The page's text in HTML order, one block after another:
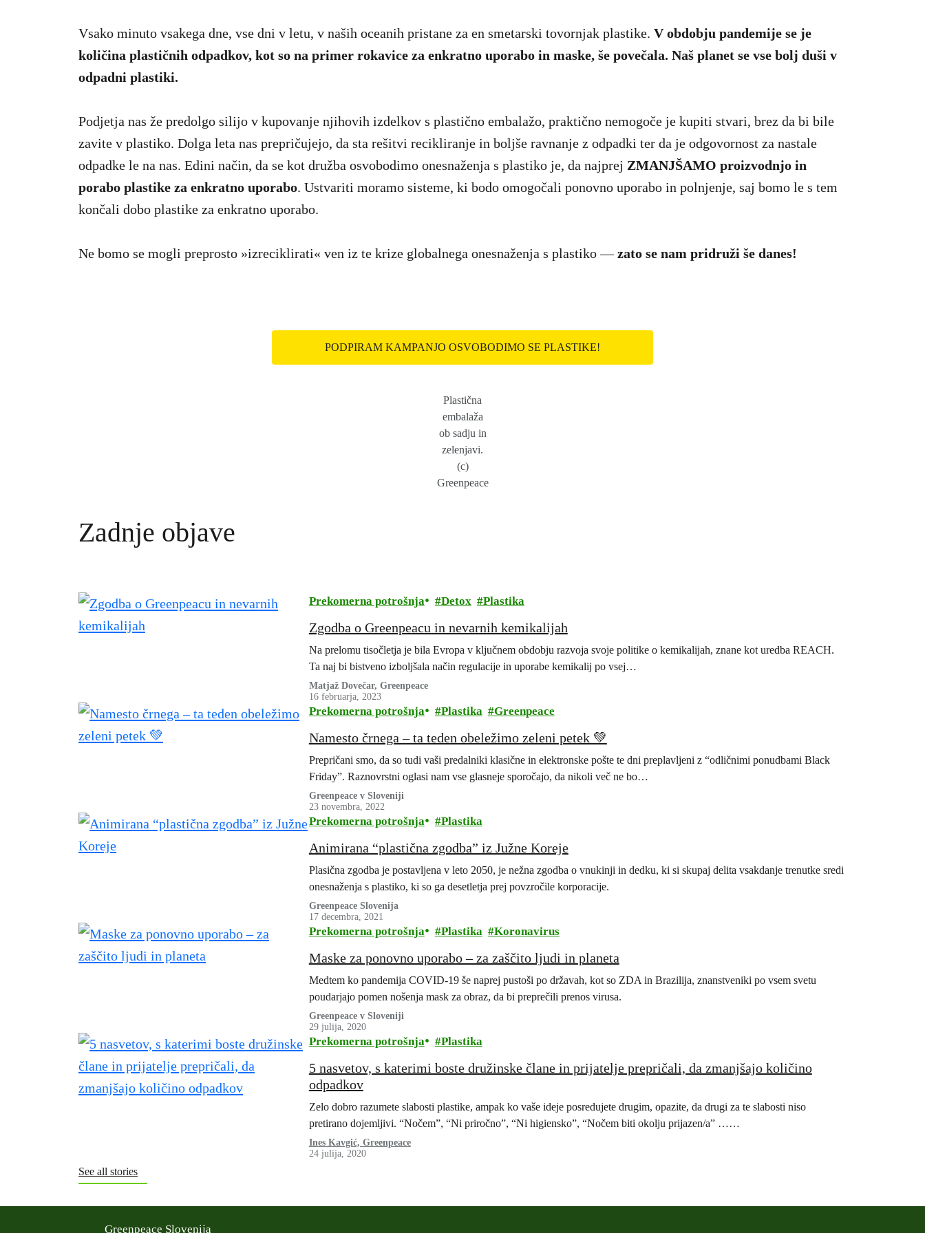
Vsako minuto vsakega dne, vse dni v letu, v naših oceanih pristane za en smetarski tovornjak plastike. V obdobju pandemije se je
količina plastičnih odpadkov, kot so na primer rokavice za enkratno uporabo in maske, še povečala. Naš planet se vse bolj duši v
odpadni plastiki.
Podjetja nas že predolgo silijo v kupovanje njihovih izdelkov s plastično embalažo, praktično nemogoče je kupiti stvari, brez da bi bile
zavite v plastiko. Dolga leta nas prepričujejo, da sta rešitvi recikliranje in boljše ravnanje z odpadki ter da je odgovornost za nastale
odpadke le na nas. Edini način, da se kot družba osvobodimo onesnaženja s plastiko je, da najprej ZMANJŠAMO proizvodnjo in
porabo plastike za enkratno uporabo. Ustvariti moramo sisteme, ki bodo omogočali ponovno uporabo in polnjenje, saj bomo le s tem
končali dobo plastike za enkratno uporabo.
Ne bomo se mogli preprosto »izreciklirati« ven iz te krize globalnega onesnaženja s plastiko —zato se nam pridruži še danes!
PODPIRAM KAMPANJO OSVOBODIMO SE PLASTIKE!
Plastična
embalaža
ob sadju in
zelenjavi.
(c)
Greenpeace
Zadnje objave
Prekomerna potrošnja Detox Plastika
Zgodba o Greenpeacu in nevarnih kemikalijah
Na prelomu tisočletja je bila Evropa v ključnem obdobju razvoja svoje politike o kemikalijah, znane kot uredba REACH.
Ta naj bi bistveno izboljšala način regulacije in uporabe kemikalij po vsej…
Matjaž Dovečar, Greenpeace
16 februarja, 2023
Prekomerna potrošnja Plastika Greenpeace
Namesto črnega – ta teden obeležimo zeleni petek 💚
Prepričani smo, da so tudi vaši predalniki klasične in elektronske pošte te dni preplavljeni z “odličnimi ponudbami Black
Friday”. Raznovrstni oglasi nam vse glasneje sporočajo, da nikoli več ne bo…
Greenpeace v Sloveniji
23 novembra, 2022
Prekomerna potrošnja Plastika
Animirana “plastična zgodba” iz Južne Koreje
Plasična zgodba je postavljena v leto 2050, je nežna zgodba o vnukinji in dedku, ki si skupaj delita vsakdanje trenutke sredi
onesnaženja s plastiko, ki so ga desetletja prej povzročile korporacije.
Greenpeace Slovenija
17 decembra, 2021
Prekomerna potrošnja Plastika Koronavirus
Maske za ponovno uporabo – za zaščito ljudi in planeta
Medtem ko pandemija COVID-19 še naprej pustoši po državah, kot so ZDA in Brazilija, znanstveniki po vsem svetu
poudarjajo pomen nošenja mask za obraz, da bi preprečili prenos virusa.
Greenpeace v Sloveniji
29 julija, 2020
Prekomerna potrošnja Plastika
5 nasvetov, s katerimi boste družinske člane in prijatelje prepričali, da zmanjšajo količino
odpadkov
Zelo dobro razumete slabosti plastike, ampak ko vaše ideje posredujete drugim, opazite, da drugi za te slabosti niso
pretirano dojemljivi. “Nočem”, “Ni priročno”, “Ni higiensko”, “Nočem biti okolju prijazen/a” ……
Ines Kavgić, Greenpeace
24 julija, 2020
See all stories
Greenpeace Slovenija